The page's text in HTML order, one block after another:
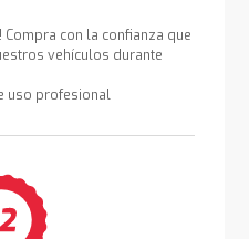
Compra con la confianza que
vehículos durante
uso profesional